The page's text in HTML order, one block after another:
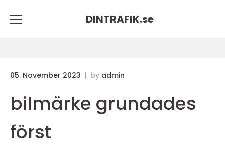
DINTRAFIK.se
05. November 2023 by admin
bilmärke grundades
först